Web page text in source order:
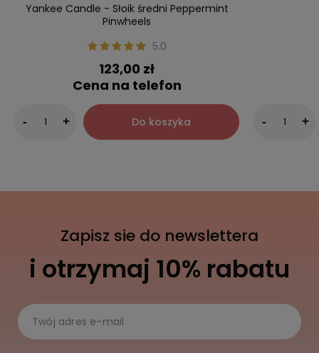
Yankee Candle - Słoik średni Peppermint
Pinwheels
5.0
123,00 zł
Cena na telefon
- + Do koszyka - +
Zapisz sie do newslettera
i otrzymaj 10% rabatu
Twój adres e-mail